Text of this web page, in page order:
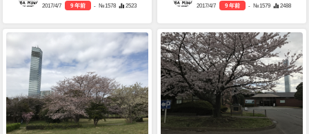
2017/4/7 9 年前 - №1578 2523 2017/4/7 9 年前 - №1579 2488